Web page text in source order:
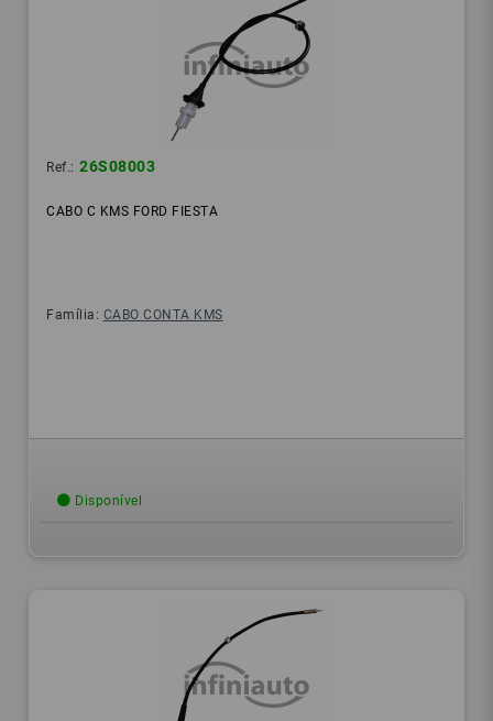
Ref.: 26S08003
CABO C KMS FORD FIESTA
Família: CABO CONTA KMS
Disponível